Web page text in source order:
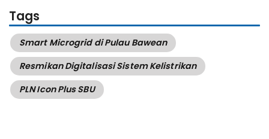
Tags
Smart Microgrid di Pulau Bawean
Resmikan Digitalisasi Sistem Kelistrikan
PLN Icon Plus SBU